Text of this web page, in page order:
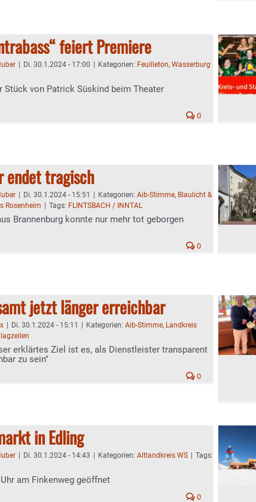
feiert Premiere
Di. 30.1.2024 - 17:00 Kategorien: Feuilleton, Wasserburg
Stück von Patrick Süskind beim Theater
0
endet tragisch
Di. 30.1.2024 - 15:51 Kategorien: Aib-Stimme, Blaulicht &
Rosenheim Tags: FLINTSBACH / INNTAL
Brannenburg konnte nur mehr tot geborgen
0
jetzt länger erreichbar
Di. 30.1.2024 - 15:11 Kategorien: Aib-Stimme, Landkreis
erklärtes Ziel ist es, als Dienstleister transparent
zu sein"
0
in Edling
Di. 30.1.2024 - 14:43 Kategorien: Altlandkreis WS
Tags:
am Finkenweg geöffnet
0